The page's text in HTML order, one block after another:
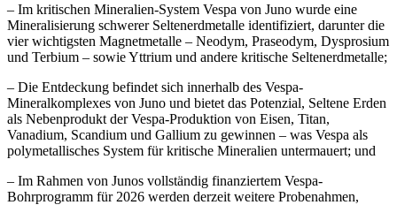
– Im kritischen Mineralien-System Vespa von Juno wurde eine
Mineralisierung schwerer Seltenerdmetalle identifiziert, darunter die
vier wichtigsten Magnetmetalle – Neodym, Praseodym, Dysprosium
und Terbium – sowie Yttrium und andere kritische Seltenerdmetalle;
– Die Entdeckung befindet sich innerhalb des Vespa-
Mineralkomplexes von Juno und bietet das Potenzial, Seltene Erden
als Nebenprodukt der Vespa-Produktion von Eisen, Titan,
Vanadium, Scandium und Gallium zu gewinnen – was Vespa als
polymetallisches System für kritische Mineralien untermauert; und
– Im Rahmen von Junos vollständig finanziertem Vespa-
Bohrprogramm für 2026 werden derzeit weitere Probenahmen,